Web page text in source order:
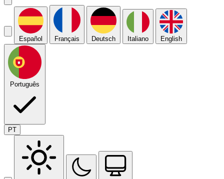
Español Français Deutsch Italiano English
Português
PT